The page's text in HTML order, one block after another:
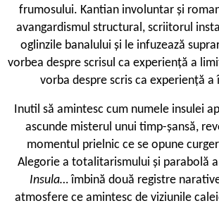
frumosului. Kantian involuntar și
avangardismul structural, scriitorul
oglinzile banalului și le infuzează
vorbea despre scrisul ca experiență a
vorba despre scris ca experiență
Inutil să amintesc cum numele insulei
ascunde misterul unui timp-șansă,
momentul prielnic ce se opune
Alegorie a totalitarismului și parabolă
Insula…îmbină două registre
atmosfere ce amintesc de viziunile